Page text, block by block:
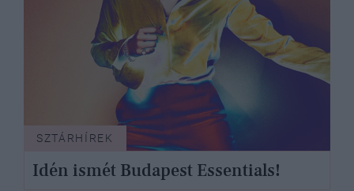
SZTÁRHÍREK
Idén ismét Budapest Essentials!